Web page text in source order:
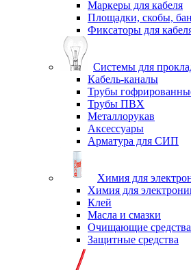
Маркеры для кабеля
Площадки, скобы,
Фиксаторы для
Системы для
Кабель-каналы
Трубы
Трубы ПВХ
Металлорукав
Аксессуары
Арматура для СИП
Химия для
Химия для
Клей
Масла и смазки
Очищающие средства
Защитные средства